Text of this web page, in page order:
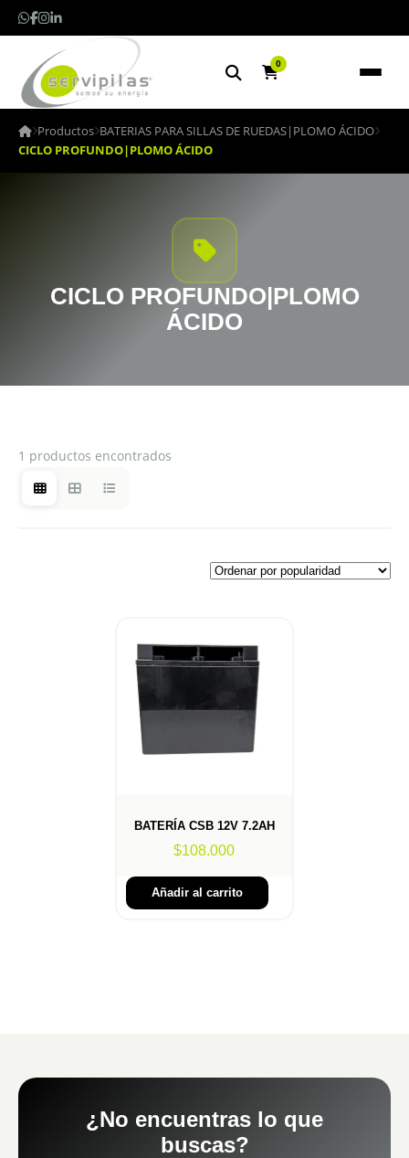
0
Productos BATERIAS PARA SILLAS DE RUEDAS|PLOMO ÁCIDO
CICLO PROFUNDO|PLOMO ÁCIDO
CICLO PROFUNDO|PLOMO
ÁCIDO
1 productos encontrados
BATERÍA CSB 12V 7.2AH
$108.000
Añadir al carrito
¿No encuentras lo que
buscas?